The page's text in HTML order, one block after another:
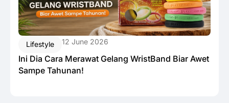
Lifestyle 12 June 2026
Ini Dia Cara Merawat Gelang WristBand Biar Awet
Sampe Tahunan!